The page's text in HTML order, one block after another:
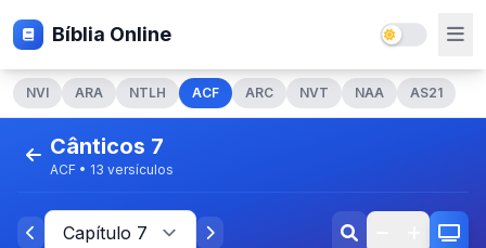
Bíblia Online
NVI ARA NTLH ACF ARC NVT NAA AS21
Cânticos 7
ACF • 13 versículos